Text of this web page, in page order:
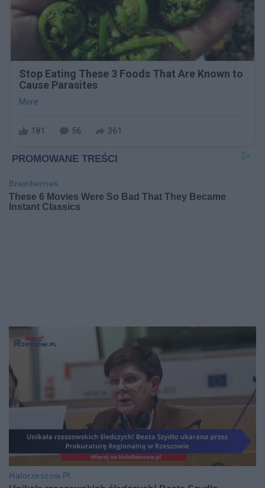
Stop Eating These 3 Foods That Are Known to
Cause Parasites
More
181 56 361